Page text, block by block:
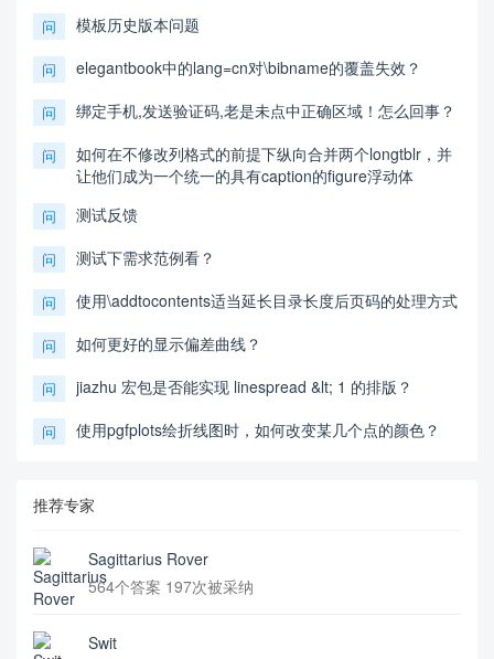
问 模板历史版本问题
问 elegantbook中的lang=cn对\bibname的覆盖失效？
问 绑定手机,发送验证码,老是未点中正确区域！怎么回事？
问
如何在不修改列格式的前提下纵向合并两个longtblr，并
让他们成为一个统一的具有caption的figure浮动体
问 测试反馈
问 测试下需求范例看？
问 使用\addtocontents适当延长目录长度后页码的处理方式
问 如何更好的显示偏差曲线？
问 jiazhu 宏包是否能实现 linespread &lt; 1 的排版？
问 使用pgfplots绘折线图时，如何改变某几个点的颜色？
推荐专家
Sagittarius Rover
564个答案 197次被采纳
Swit